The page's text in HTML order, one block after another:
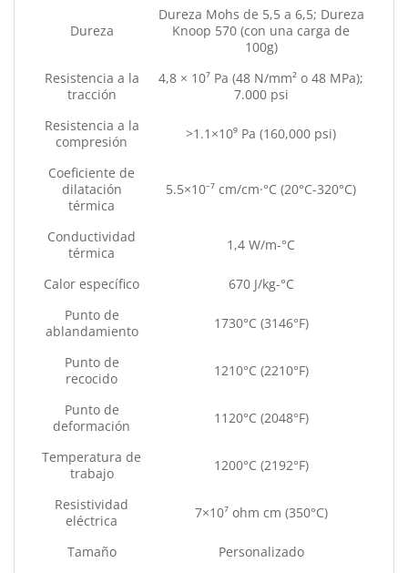
Dureza
Dureza Mohs de 5,5 a 6,5; Dureza
Knoop 570 (con una carga de
100g)
Resistencia a la
tracción
4,8 × 10⁷ Pa (48 N/mm² o 48 MPa);
7.000 psi
Resistencia a la
compresión
>1.1×10⁹ Pa (160,000 psi)
Coeficiente de
dilatación
térmica
5.5×10⁻⁷ cm/cm·°C (20°C-320°C)
Conductividad
térmica
1,4 W/m-°C
Calor específico
670 J/kg-°C
Punto de
ablandamiento
1730°C (3146°F)
Punto de
recocido
1210°C (2210°F)
Punto de
deformación
1120°C (2048°F)
Temperatura de
trabajo
1200°C (2192°F)
Resistividad
eléctrica
7×10⁷ ohm cm (350°C)
Tamaño Personalizado